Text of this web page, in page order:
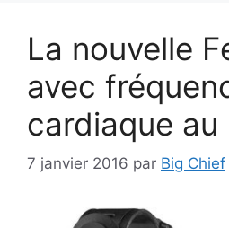
La nouvelle
avec
cardiaque au
7 janvier 2016 par Big Chief